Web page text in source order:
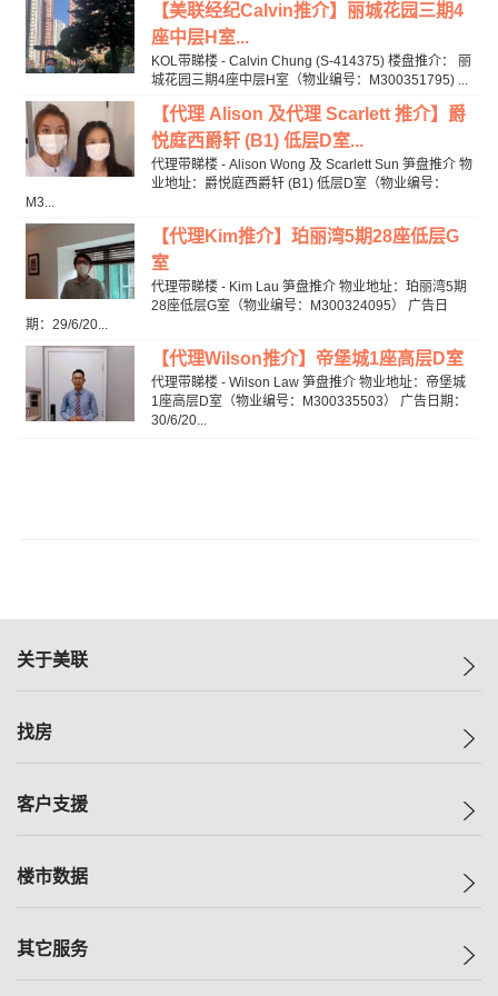
【美联经纪Calvin推介】丽城花园三期4
座中层H室...
KOL带睇楼 - Calvin Chung (S-414375) 楼盘推介： 丽
城花园三期4座中层H室（物业编号：M300351795) ...
【代理 Alison 及代理 Scarlett 推介】爵
悦庭西爵轩 (B1) 低层D室...
代理带睇楼 - Alison Wong 及 Scarlett Sun 笋盘推介 物
业地址：爵悦庭西爵轩 (B1) 低层D室（物业编号：
M3...
【代理Kim推介】珀丽湾5期28座低层G
室
代理带睇楼 - Kim Lau 笋盘推介 物业地址：珀丽湾5期
28座低层G室（物业编号：M300324095） 广告日
期：29/6/20...
【代理Wilson推介】帝堡城1座高层D室
代理带睇楼 - Wilson Law 笋盘推介 物业地址：帝堡城
1座高层D室（物业编号：M300335503） 广告日期：
30/6/20...
关于美联
美联集团
人才招募
找房
一手新房
减价
美联豪宅
独家楼盘
客户支援
自助放盘
查询热线
楼市数据
指数
其它服务